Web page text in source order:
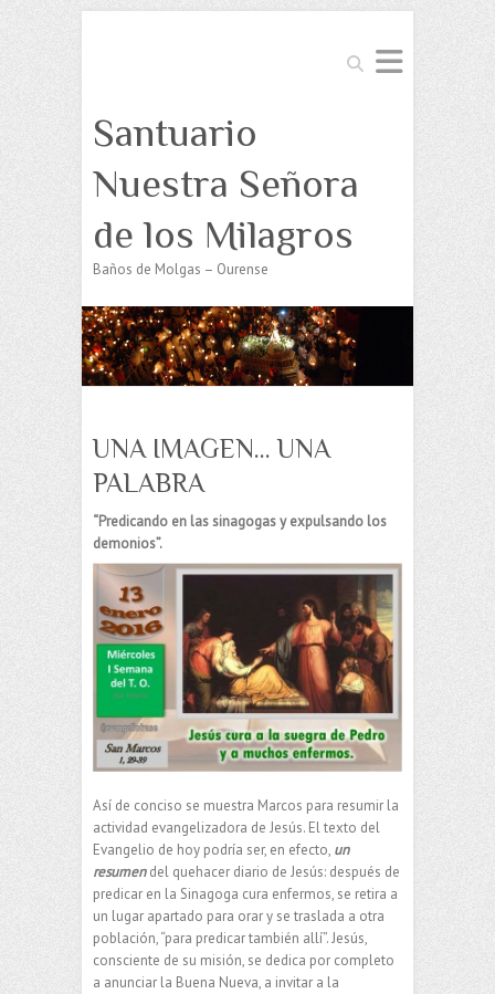
Buscar
Santuario
Nuestra Señora
de los Milagros
Baños de Molgas – Ourense
UNA IMAGEN… UNA
PALABRA
“Predicando en las sinagogas y expulsando los
demonios”.
Así de conciso se muestra Marcos para resumir la
actividad evangelizadora de Jesús. El texto del
Evangelio de hoy podría ser, en efecto, un
resumen del quehacer diario de Jesús: después de
predicar en la Sinagoga cura enfermos, se retira a
un lugar apartado para orar y se traslada a otra
población, “para predicar también allí”. Jesús,
consciente de su misión, se dedica por completo
a anunciar la Buena Nueva, a invitar a la